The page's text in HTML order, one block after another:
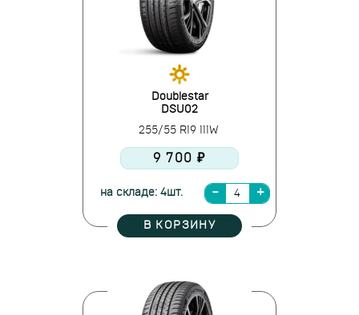
Doublestar
DSU02
255/55 R19 111W
9 700 ₽
на складе: 4шт.
В КОРЗИНУ